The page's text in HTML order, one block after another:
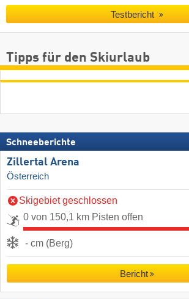
Testbericht
Tipps für den Skiurlaub
Schneeberichte
Zillertal Arena
Österreich
Skigebiet geschlossen
0 von 150,1 km Pisten offen
- cm (Berg)
Bericht